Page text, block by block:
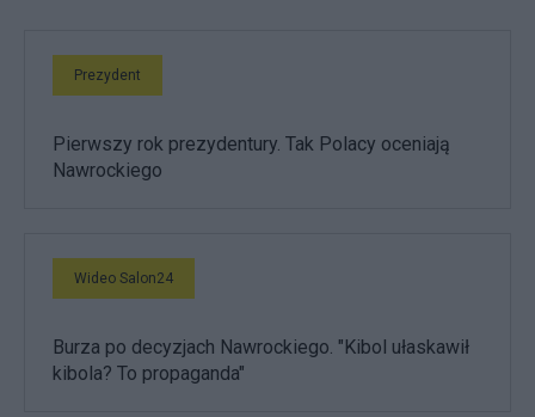
Prezydent
Pierwszy rok prezydentury. Tak Polacy oceniają
Nawrockiego
Wideo Salon24
Burza po decyzjach Nawrockiego. "Kibol ułaskawił
kibola? To propaganda"